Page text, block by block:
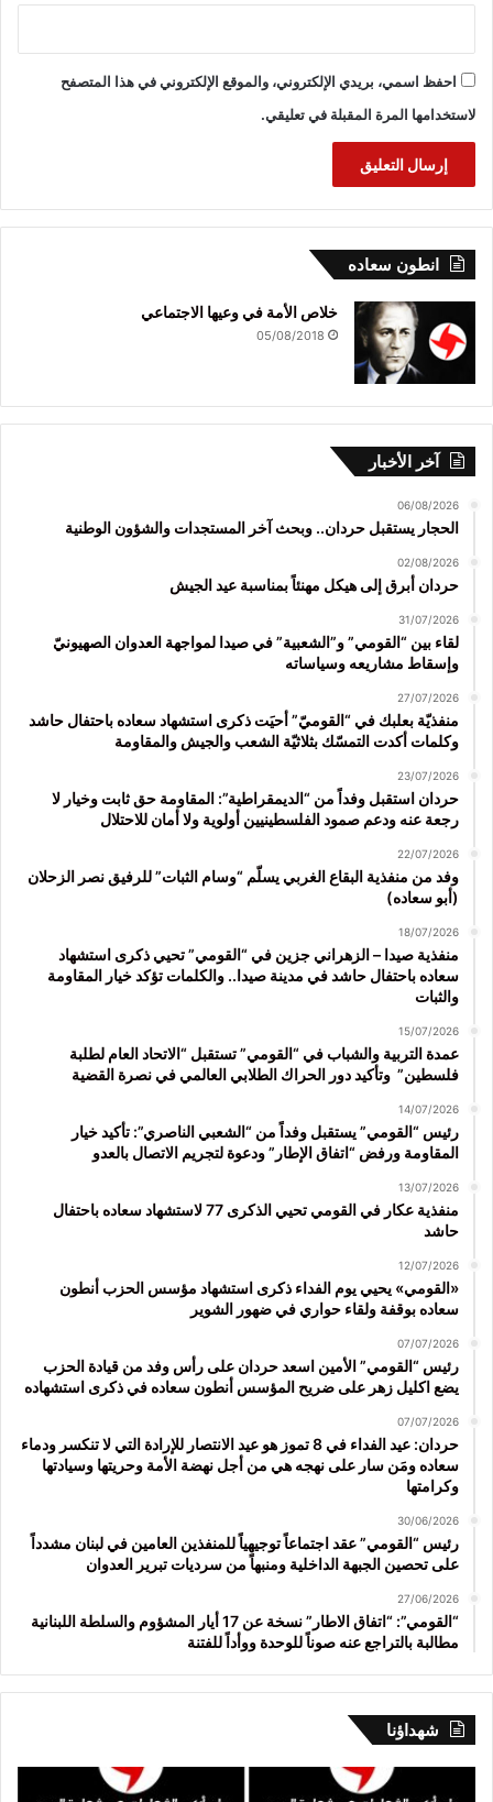
احفظ اسمي، بريدي الإلكتروني، والموقع الإلكتروني في هذا المتصفح
لاستخدامها المرة المقبلة في تعليقي.
انطون سعاده
خلاص الأمة في وعيها الاجتماعي
05/08/2018
آخر الأخبار
06/08/2026
الحجار يستقبل حردان.. وبحث آخر المستجدات والشؤون الوطنية
02/08/2026
حردان أبرق إلى هيكل مهنئاً بمناسبة عيد الجيش
31/07/2026
لقاء بين “القومي” و”الشعبية” في صيدا لمواجهة العدوان الصهيونيّ
وإسقاط مشاريعه وسياساته
27/07/2026
منفذيّة بعلبك في “القوميّ” أحيَت ذكرى استشهاد سعاده باحتفال حاشد
وكلمات أكدت التمسّك بثلاثيّة الشعب والجيش والمقاومة
23/07/2026
حردان استقبل وفداً من “الديمقراطية”: المقاومة حق ثابت وخيار لا
رجعة عنه ودعم صمود الفلسطينيين أولوية ولا أمان للاحتلال
22/07/2026
وفد من منفذية البقاع الغربي يسلّم “وسام الثبات” للرفيق نصر الزحلان
(أبو سعاده)
18/07/2026
منفذية صيدا – الزهراني جزين في “القومي” تحيي ذكرى استشهاد
سعاده باحتفال حاشد في مدينة صيدا.. والكلمات تؤكد خيار المقاومة
والثبات
15/07/2026
عمدة التربية والشباب في “القومي” تستقبل “الاتحاد العام لطلبة
فلسطين” وتأكيد دور الحراك الطلابي العالمي في نصرة القضية
14/07/2026
رئيس “القومي” يستقبل وفداً من “الشعبي الناصري”: تأكيد خيار
المقاومة ورفض “اتفاق الإطار” ودعوة لتجريم الاتصال بالعدو
13/07/2026
منفذية عكار في القومي تحيي الذكرى 77 لاستشهاد سعاده باحتفال
حاشد
12/07/2026
«القومي» يحيي يوم الفداء ذكرى استشهاد مؤسس الحزب أنطون
سعاده بوقفة ولقاء حواري في ضهور الشوير
07/07/2026
رئيس “القومي” الأمين اسعد حردان على رأس وفد من قيادة الحزب
يضع اكليل زهر على ضريح المؤسس أنطون سعاده في ذكرى استشهاده
07/07/2026
حردان: عيد الفداء في 8 تموز هو عيد الانتصار للإرادة التي لا تنكسر ودماء
سعاده ومَن سار على نهجه هي من أجل نهضة الأمة وحريتها وسيادتها
وكرامتها
30/06/2026
رئيس “القومي” عقد اجتماعاً توجيهياً للمنفذين العامين في لبنان مشدداً
على تحصين الجبهة الداخلية ومنبهاً من سرديات تبرير العدوان
27/06/2026
“القومي”: “اتفاق الاطار” نسخة عن 17 أيار المشؤوم والسلطة اللبنانية
مطالبة بالتراجع عنه صوناً للوحدة ووأداً للفتنة
شهداؤنا